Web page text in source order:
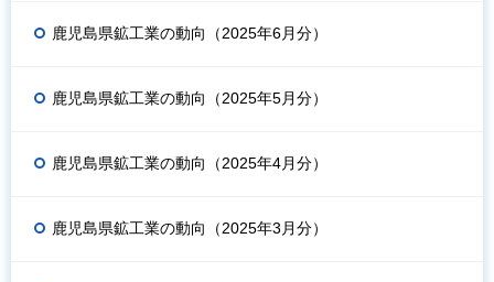
鹿児島県鉱工業の動向（2025年6月分）
鹿児島県鉱工業の動向（2025年5月分）
鹿児島県鉱工業の動向（2025年4月分）
鹿児島県鉱工業の動向（2025年3月分）